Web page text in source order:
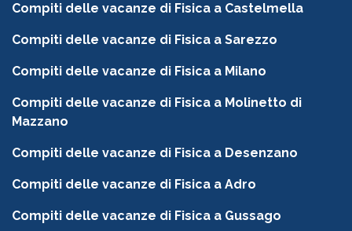
Compiti delle vacanze di Fisica a Castelmella
Compiti delle vacanze di Fisica a Sarezzo
Compiti delle vacanze di Fisica a Milano
Compiti delle vacanze di Fisica a Molinetto di
Mazzano
Compiti delle vacanze di Fisica a Desenzano
Compiti delle vacanze di Fisica a Adro
Compiti delle vacanze di Fisica a Gussago